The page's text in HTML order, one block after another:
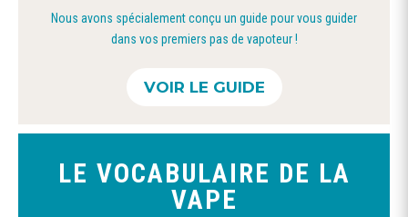
la
produit
Nous avons spécialement conçu un guide pour vous guider
dans vos premiers pas de vapoteur !
VOIR LE GUIDE
LE VOCABULAIRE DE LA
VAPE